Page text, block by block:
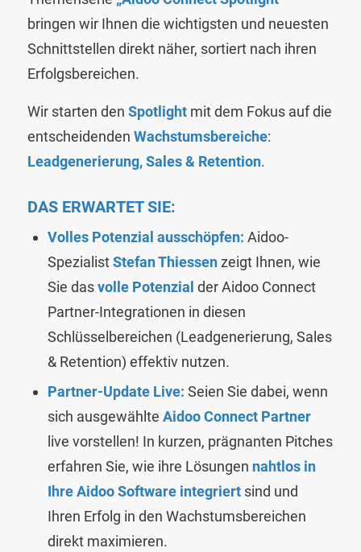
bringen wir Ihnen die wichtigsten und neuesten
Schnittstellen direkt näher, sortiert nach ihren
Erfolgsbereichen.
Wir starten den Spotlightmit dem Fokus auf die
entscheidenden Wachstumsbereiche:
Leadgenerierung, Sales & Retention.
DAS ERWARTET SIE:
Volles Potenzial ausschöpfen: Aidoo-
SpezialistStefan Thiessenzeigt Ihnen, wie
Sie dasvolle Potenzial der Aidoo Connect
Partner-Integrationen in diesen
Schlüsselbereichen (Leadgenerierung, Sales
& Retention) effektiv nutzen.
Partner-Update Live: Seien Sie dabei, wenn
sich ausgewählte Aidoo Connect Partner
live vorstellen! In kurzen, prägnanten Pitches
erfahren Sie, wie ihre Lösungen nahtlos in
Ihre Aidoo Software integriertsind und
Ihren Erfolg in den Wachstumsbereichen
direkt maximieren.